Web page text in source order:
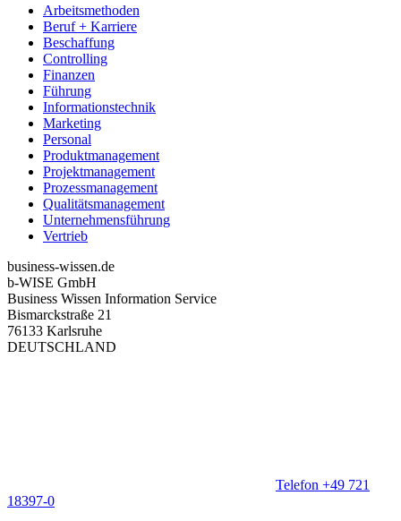
Arbeitsmethoden
Beruf + Karriere
Beschaffung
Controlling
Finanzen
Führung
Informationstechnik
Marketing
Personal
Produktmanagement
Projektmanagement
Prozessmanagement
Qualitätsmanagement
Unternehmensführung
Vertrieb
business-wissen.de
b-WISE GmbH
Business Wissen Information Service
Bismarckstraße 21
76133 Karlsruhe
DEUTSCHLAND
Telefon +49 721
18397-0